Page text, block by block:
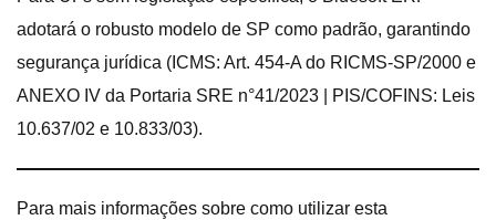
adotará o robusto modelo de SP como padrão, garantindo
segurança jurídica (ICMS: Art. 454-A do RICMS-SP/2000 e
ANEXO IV da Portaria SRE n°41/2023 | PIS/COFINS: Leis
10.637/02 e 10.833/03).
Para mais informações sobre como utilizar esta